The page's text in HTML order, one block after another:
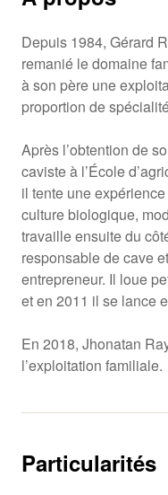
Depuis 1984, Gérard
remanié le domaine
à son père une
proportion de
Après l’obtention de
caviste à l’École
il tente une
culture biologique,
travaille ensuite du
responsable de cave
entrepreneur. Il loue
et en 2011 il se lance
En 2018, Jhonatan
l’exploitation familiale.
Particularités